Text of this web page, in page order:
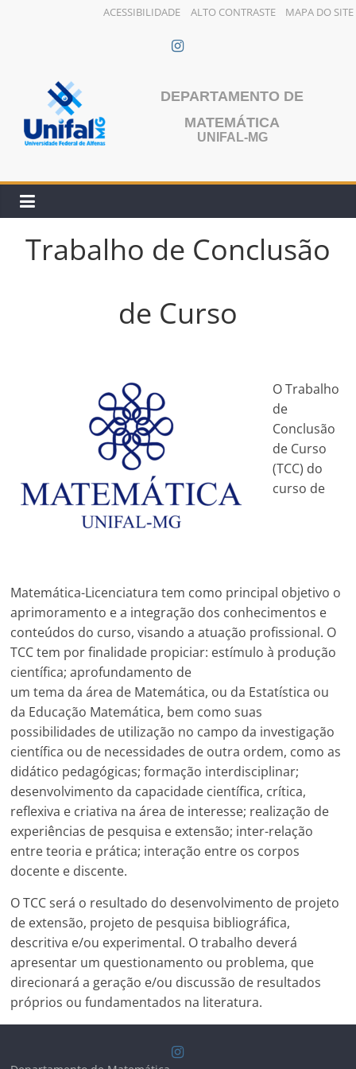
ACESSIBILIDADE ALTO CONTRASTE MAPA DO SITE
conteúdo
DEPARTAMENTO DE
MATEMÁTICA
UNIFAL-MG
Trabalho de Conclusão
de Curso
O Trabalho
de
Conclusão
de Curso
(TCC) do
curso de
Matemática-Licenciatura tem como principal objetivo o
aprimoramento e a integração dos conhecimentos e
conteúdos do curso, visando a atuação profissional. O
TCC tem por finalidade propiciar: estímulo à produção
científica; aprofundamento de
um tema da área de Matemática, ou da Estatística ou
da Educação Matemática, bem como suas
possibilidades de utilização no campo da investigação
científica ou de necessidades de outra ordem, como as
didático pedagógicas; formação interdisciplinar;
desenvolvimento da capacidade científica, crítica,
reflexiva e criativa na área de interesse; realização de
experiências de pesquisa e extensão; inter-relação
entre teoria e prática; interação entre os corpos
docente e discente.
O TCC será o resultado do desenvolvimento de projeto
de extensão, projeto de pesquisa bibliográfica,
descritiva e/ou experimental. O trabalho deverá
apresentar um questionamento ou problema, que
direcionará a geração e/ou discussão de resultados
próprios ou fundamentados na literatura.